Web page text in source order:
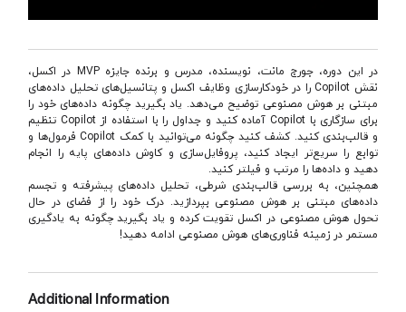
در این دوره، جورج مانت، نویسنده، مدرس و برنده جایزه MVP در اکسل،
نقش Copilot را در خودکارسازی وظایف اکسل و پتانسیل‌های تحلیل داده‌های
مبتنی بر هوش مصنوعی توضیح می‌دهد. یاد بگیرید چگونه داده‌های خود را
برای سازگاری با Copilot آماده کنید و جداول را با استفاده از Copilot تنظیم
و قالب‌بندی کنید. کشف کنید چگونه می‌توانید با کمک Copilot فرمول‌ها و
توابع را سریع‌تر ایجاد کنید، پروفایل‌سازی و کاوش داده‌های پایه را انجام
دهید و داده‌ها را مرتب و فیلتر کنید.
همچنین، به بررسی قالب‌بندی شرطی، تحلیل داده‌های پیشرفته و تجسم
داده‌های مبتنی بر هوش مصنوعی بپردازید. درک خود را از فضای در حال
تحول هوش مصنوعی در اکسل تقویت کرده و یاد بگیرید چگونه به یادگیری
مستمر در زمینه فناوری‌های هوش مصنوعی ادامه دهید!
Additional Information